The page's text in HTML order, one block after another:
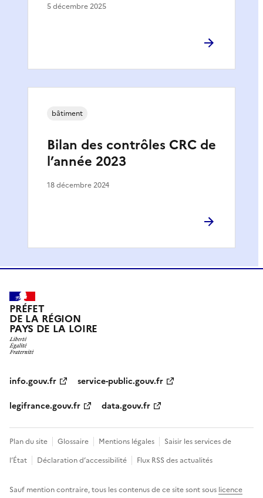
5 décembre 2025
Bilan des contrôles CRC de
l’année 2023
bâtiment
18 décembre 2024
PRÉFET
DE LA RÉGION
PAYS DE LA LOIRE
info.gouv.fr
service-public.gouv.fr
legifrance.gouv.fr
data.gouv.fr
Plan du site Glossaire Mentions légales
Saisir les services de
l’État
Déclaration d’accessibilité Flux RSS des actualités
Sauf mention contraire, tous les contenus de ce site sont sous licence